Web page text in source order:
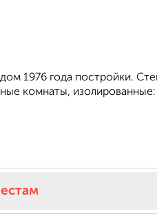
1976 года постройки.
комнаты, изолированные: